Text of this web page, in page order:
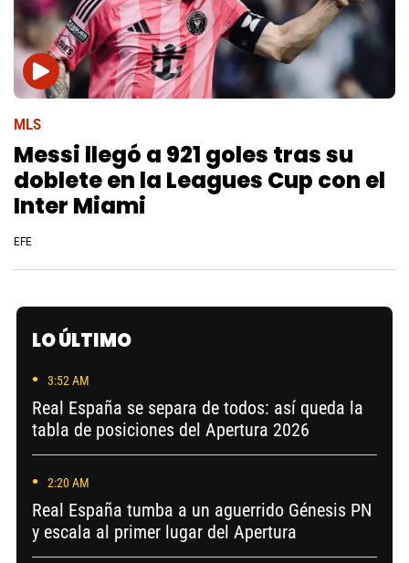
MLS
Messi llegó a 921 goles tras su
doblete en la Leagues Cup con el
Inter Miami
EFE
LO ÚLTIMO
3:52 AM
Real España se separa de todos: así queda la
tabla de posiciones del Apertura 2026
2:20 AM
Real España tumba a un aguerrido Génesis PN
y escala al primer lugar del Apertura